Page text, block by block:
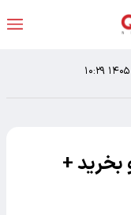
بخرید +